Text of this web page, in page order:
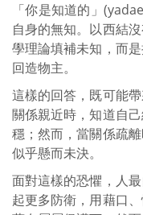
「你是知道的」
自身的無知。以西結
學理論填補未知，而
回造物主。
這樣的回答，既可能
關係親近時，知道自
穩；然而，當關係疏
似乎懸而未決。
面對這樣的恐懼，人
起更多防衛，用藉口